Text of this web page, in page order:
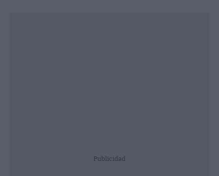
Publicidad